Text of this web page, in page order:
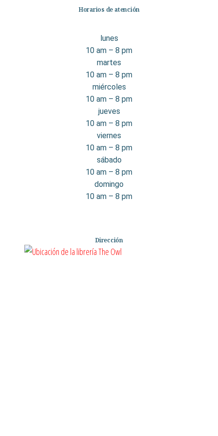
LIBROS DE COMPUTACION
LIBROS DE DEPORTES LIBROS DE DISENO
LIBROS DE ENTRETENIMIENTOS
LIBROS DE ESOTERISMO
LIBROS DE INGENIERIA CIVIL
LIBROS DE INGLES EBOOKS PEARSON
LIBROS DE LA COLECCION BREVARIOS
LIBROS DE LICORES LIBROS DE MANGA
LIBROS DE MARKETING
LIBROS DE MODA LIBROS DE MUSICA
LIBROS ELECTRONICOS
Horarios de atención
lunes
10 am – 8 pm
martes
10 am – 8 pm
miércoles
10 am – 8 pm
jueves
10 am – 8 pm
viernes
10 am – 8 pm
sábado
10 am – 8 pm
domingo
10 am – 8 pm
Dirección